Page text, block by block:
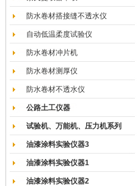
防水卷材搭接缝不透水仪
自动低温柔度试验仪
防水卷材冲片机
防水卷材测厚仪
防水卷材不透水仪
公路土工仪器
试验机、万能机、压力机系列
油漆涂料实验仪器3
油漆涂料实验仪器1
油漆涂料实验仪器2